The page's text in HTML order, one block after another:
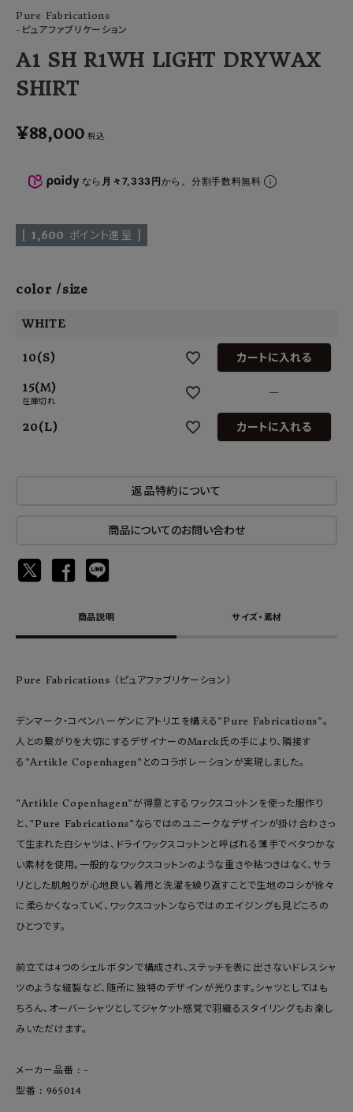
Pure Fabrications
-ピュアファブリケーション
A1 SH R1WH LIGHT DRYWAX
SHIRT
¥88,000 税込
なら 月々7,333円から。分割手数料無料
1,600 ポイント進呈 ]
color size
WHITE
10(S) カートに入れる
15(M)
在庫切れ
—
20(L) カートに入れる
返品特約について
商品についてのお問い合わせ
商品説明 サイズ・素材
Pure Fabrications （ピュアファブリケーション）
デンマーク・コペンハーゲンにアトリエを構える"Pure Fabrications"。
人との繋がりを大切にするデザイナーのMarck氏の手により、隣接す
る"Artikle Copenhagen"とのコラボレーションが実現しました。
"Artikle Copenhagen"が得意とするワックスコットンを使った服作り
と、"Pure Fabrications"ならではのユニークなデザインが掛け合わさっ
て生まれた白シャツは、ドライワックスコットンと呼ばれる薄手でベタつかな
い素材を使用。一般的なワックスコットンのような重さや粘つきはなく、サラ
リとした肌触りが心地良い。着用と洗濯を繰り返すことで生地のコシが徐々
に柔らかくなっていく、ワックスコットンならではのエイジングも見どころの
ひとつです。
前立ては4つのシェルボタンで構成され、ステッチを表に出さないドレスシャ
ツのような縫製など、随所に独特のデザインが光ります。シャツとしてはも
ちろん、オーバーシャツとしてジャケット感覚で羽織るスタイリングもお楽し
みいただけます。
メーカー品番 : -
型番 : 965014